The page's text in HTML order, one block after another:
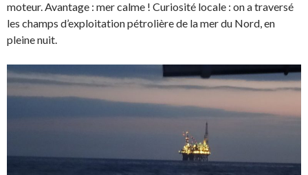
moteur. Avantage : mer calme ! Curiosité locale : on a traversé
les champs d’exploitation pétrolière de la mer du Nord, en
pleine nuit.